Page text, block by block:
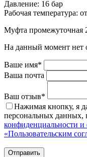
Давление: 16 бар
Рабочая температура:
Муфта промежуточная
На данный момент нет
Ваше имя*
Ваша почта
Ваш отзыв*
Нажимая кнопку, я
персональных данных,
конфиденциальности
«Пользовательским